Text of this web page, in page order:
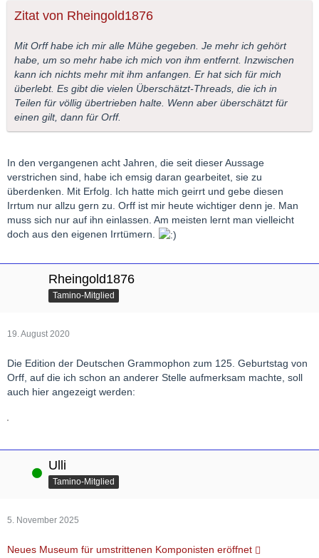
Zitat von Rheingold1876
Mit Orff habe ich mir alle Mühe gegeben. Je mehr ich gehört
habe, um so mehr habe ich mich von ihm entfernt. Inzwischen
kann ich nichts mehr mit ihm anfangen. Er hat sich für mich
überlebt. Es gibt die vielen Überschätzt-Threads, die ich in
Teilen für völlig übertrieben halte. Wenn aber überschätzt für
einen gilt, dann für Orff.
In den vergangenen acht Jahren, die seit dieser Aussage
verstrichen sind, habe ich emsig daran gearbeitet, sie zu
überdenken. Mit Erfolg. Ich hatte mich geirrt und gebe diesen
Irrtum nur allzu gern zu. Orff ist mir heute wichtiger denn je. Man
muss sich nur auf ihn einlassen. Am meisten lernt man vielleicht
doch aus den eigenen Irrtümern.
Rheingold1876
Tamino-Mitglied
19. August 2020
Die Edition der Deutschen Grammophon zum 125. Geburtstag von
Orff, auf die ich schon an anderer Stelle aufmerksam machte, soll
auch hier angezeigt werden:
Online Ulli
Tamino-Mitglied
5. November 2025
Neues Museum für umstrittenen Komponisten eröffnet